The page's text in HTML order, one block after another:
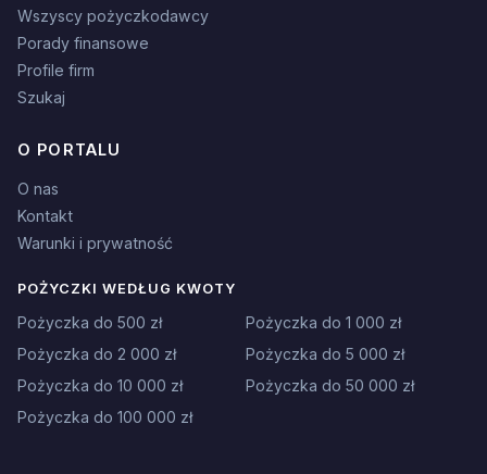
Wszyscy pożyczkodawcy
Porady finansowe
Profile firm
Szukaj
O PORTALU
O nas
Kontakt
Warunki i prywatność
POŻYCZKI WEDŁUG KWOTY
Pożyczka do 500 zł
Pożyczka do 1 000 zł
Pożyczka do 2 000 zł
Pożyczka do 5 000 zł
Pożyczka do 10 000 zł
Pożyczka do 50 000 zł
Pożyczka do 100 000 zł